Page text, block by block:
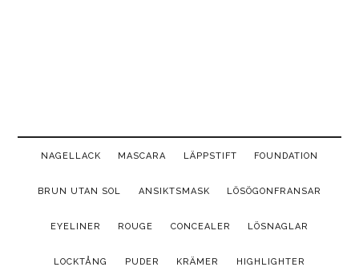
NAGELLACK MASCARA LÄPPSTIFT FOUNDATION
BRUN UTAN SOL ANSIKTSMASK LÖSÖGONFRANSAR
EYELINER ROUGE CONCEALER LÖSNAGLAR
LOCKTÅNG PUDER KRÄMER HIGHLIGHTER